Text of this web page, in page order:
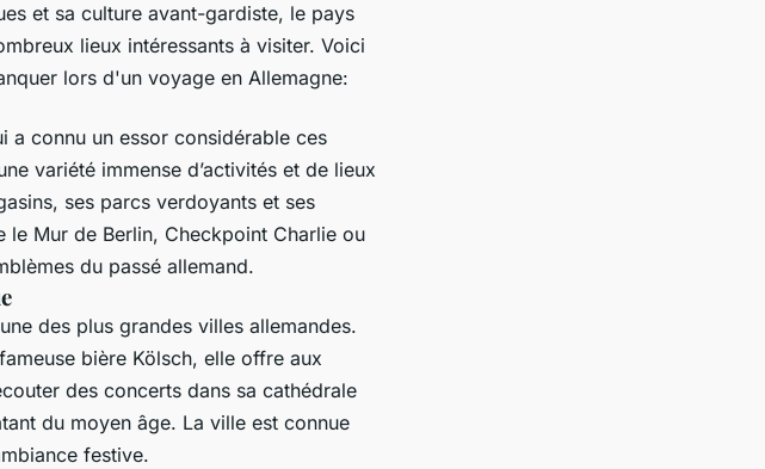
et sa culture avant-gardiste, le pays
lieux intéressants à visiter. Voici
lors d'un voyage en Allemagne:
a connu un essor considérable ces
variété immense d’activités et de lieux
ses parcs verdoyants et ses
le Mur de Berlin, Checkpoint Charlie ou
du passé allemand.
des plus grandes villes allemandes.
bière Kölsch, elle offre aux
des concerts dans sa cathédrale
du moyen âge. La ville est connue
festive.